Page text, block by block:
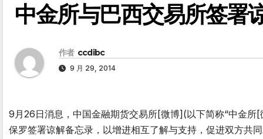
中金所与巴西交易所签署
作者 ccdibc
9 月 29, 2014
9月26日消息，中国金融期货交易所[微博](以下简称“中金
保罗签署谅解备忘录，以增进相互了解与支持，促进双方共